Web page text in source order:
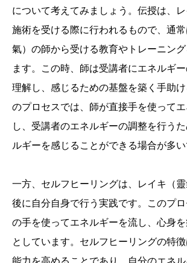
について考えてみましょう。伝授は、
施術を受ける際に行われるもので、通
氣）の師から受ける教育やトレーニン
ます。この時、師は受講者にエネルギー
理解し、感じるための基盤を築く手助
のプロセスでは、師が直接手を使って
し、受講者のエネルギーの調整を行う
ルギーを感じることができる場合が多い
一方、セルフヒーリングは、レイキ（
後に自分自身で行う実践です。このプ
の手を使ってエネルギーを流し、心身
としています。セルフヒーリングの特
能力を高めることであり、自分のエネル